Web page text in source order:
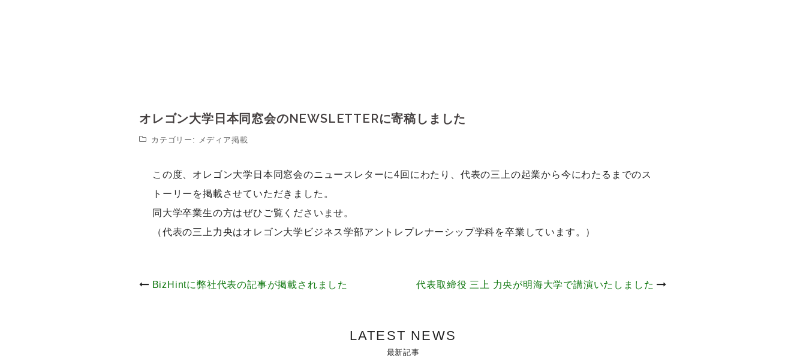
オレゴン大学日本同窓会のNEWSLETTERに寄稿しました
カテゴリー: メディア掲載
この度、オレゴン大学日本同窓会のニュースレターに4回にわたり、代表の三上の起業から今にわたるまでのス
トーリーを掲載させていただきました。
同大学卒業生の方はぜひご覧くださいませ。
（代表の三上力央はオレゴン大学ビジネス学部アントレプレナーシップ学科を卒業しています。）
投BizHintに弊社代表の記事が掲載されました 代表取締役 三上 力央が明海大学で講演いたしました
LATEST NEWS
最新記事